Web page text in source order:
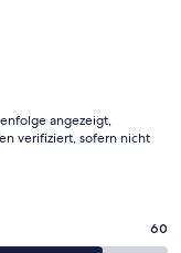
angezeigt,
verifiziert, sofern nicht
60